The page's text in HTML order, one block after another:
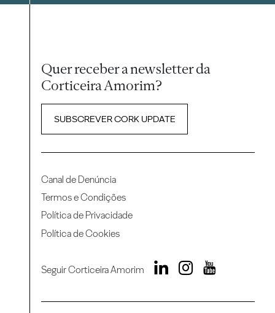
Quer receber a newsletter da
Corticeira Amorim?
SUBSCREVER CORK UPDATE
Canal de Denúncia
Termos e Condições
Política de Privacidade
Política de Cookies
Seguir Corticeira Amorim